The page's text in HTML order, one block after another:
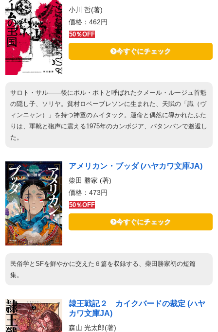
小川 哲(著)
価格：462円
50％OFF
今すぐにチェック
サロト・サル――後にポル・ポトと呼ばれたクメール・ルージュ首魁
の隠し子、ソリヤ。貧村ロベーブレソンに生まれた、天賦の「識（ヴ
ィンニャン）」を持つ神童のムイタック。運命と偶然に導かれたふた
りは、軍靴と砲声に震える1975年のカンボジア、バタンバンで邂逅し
た。
アメリカン・ブッダ (ハヤカワ文庫JA)
柴田 勝家 (著)
価格：473円
50％OFF
今すぐにチェック
民俗学とSFを鮮やかに交えた６篇を収録する、柴田勝家初の短篇
集。
隷王戦記２ カイクバードの裁定 (ハヤ
カワ文庫JA)
森山 光太郎(著)